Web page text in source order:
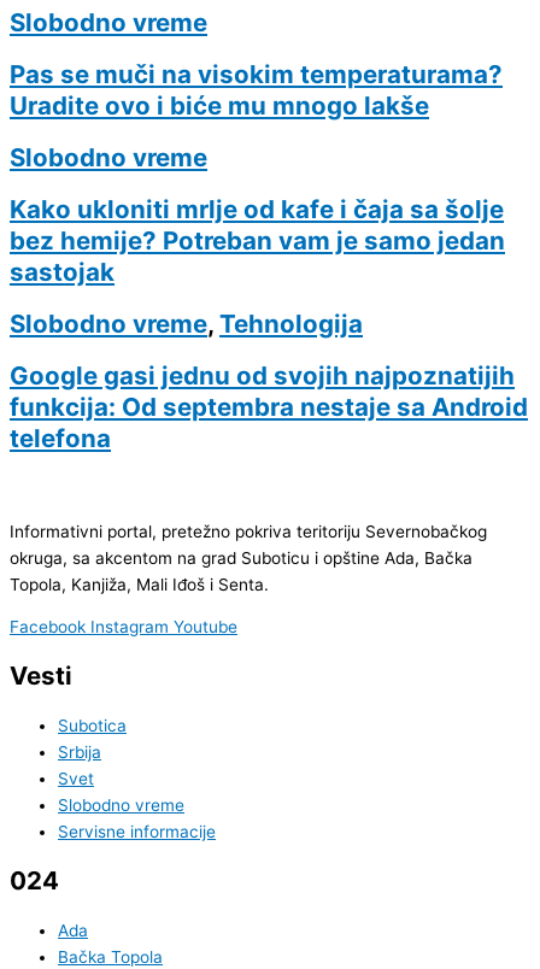
Slobodno vreme
Pas se muči na visokim temperaturama?
Uradite ovo i biće mu mnogo lakše
Slobodno vreme
Kako ukloniti mrlje od kafe i čaja sa šolje
bez hemije? Potreban vam je samo jedan
sastojak
Slobodno vreme, Tehnologija
Google gasi jednu od svojih najpoznatijih
funkcija: Od septembra nestaje sa Android
telefona
Informativni portal, pretežno pokriva teritoriju Severnobačkog
okruga, sa akcentom na grad Suboticu i opštine Ada, Bačka
Topola, Kanjiža, Mali Iđoš i Senta.
Facebook Instagram Youtube
Vesti
Subotica
Srbija
Svet
Slobodno vreme
Servisne informacije
024
Ada
Bačka Topola